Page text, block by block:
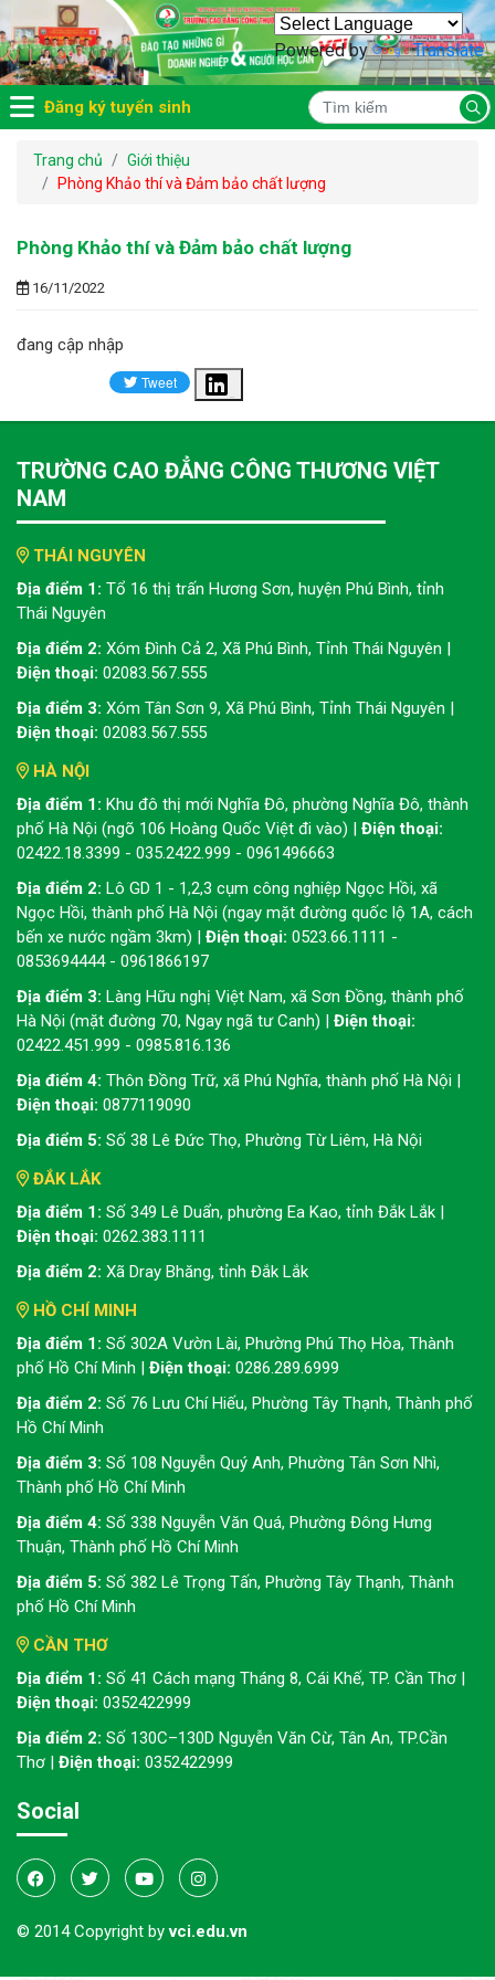
Powered by Translate
Đăng ký tuyển sinh
Trang chủ
Giới thiệu
Phòng Khảo thí và Đảm bảo chất lượng
Phòng Khảo thí và Đảm bảo chất lượng
16/11/2022
đang cập nhập
TRƯỜNG CAO ĐẲNG CÔNG THƯƠNG VIỆT
NAM
THÁI NGUYÊN
Địa điểm 1: Tổ 16 thị trấn Hương Sơn, huyện Phú Bình, tỉnh
Thái Nguyên
Địa điểm 2: Xóm Đình Cả 2, Xã Phú Bình, Tỉnh Thái Nguyên |
Điện thoại: 02083.567.555
Địa điểm 3: Xóm Tân Sơn 9, Xã Phú Bình, Tỉnh Thái Nguyên |
Điện thoại: 02083.567.555
HÀ NỘI
Địa điểm 1: Khu đô thị mới Nghĩa Đô, phường Nghĩa Đô, thành
phố Hà Nội (ngõ 106 Hoàng Quốc Việt đi vào) | Điện thoại:
02422.18.3399 - 035.2422.999 - 0961496663
Địa điểm 2: Lô GD 1 - 1,2,3 cụm công nghiệp Ngọc Hồi, xã
Ngọc Hồi, thành phố Hà Nội (ngay mặt đường quốc lộ 1A, cách
bến xe nước ngầm 3km) | Điện thoại: 0523.66.1111 -
0853694444 - 0961866197
Địa điểm 3: Làng Hữu nghị Việt Nam, xã Sơn Đồng, thành phố
Hà Nội (mặt đường 70, Ngay ngã tư Canh) | Điện thoại:
02422.451.999 - 0985.816.136
Địa điểm 4: Thôn Đồng Trữ, xã Phú Nghĩa, thành phố Hà Nội |
Điện thoại: 0877119090
Địa điểm 5: Số 38 Lê Đức Thọ, Phường Từ Liêm, Hà Nội
ĐẮK LẮK
Địa điểm 1: Số 349 Lê Duẩn, phường Ea Kao, tỉnh Đắk Lắk |
Điện thoại: 0262.383.1111
Địa điểm 2: Xã Dray Bhăng, tỉnh Đắk Lắk
HỒ CHÍ MINH
Địa điểm 1: Số 302A Vườn Lài, Phường Phú Thọ Hòa, Thành
phố Hồ Chí Minh | Điện thoại: 0286.289.6999
Địa điểm 2: Số 76 Lưu Chí Hiếu, Phường Tây Thạnh, Thành phố
Hồ Chí Minh
Địa điểm 3: Số 108 Nguyễn Quý Anh, Phường Tân Sơn Nhì,
Thành phố Hồ Chí Minh
Địa điểm 4: Số 338 Nguyễn Văn Quá, Phường Đông Hưng
Thuận, Thành phố Hồ Chí Minh
Địa điểm 5: Số 382 Lê Trọng Tấn, Phường Tây Thạnh, Thành
phố Hồ Chí Minh
CẦN THƠ
Địa điểm 1: Số 41 Cách mạng Tháng 8, Cái Khế, TP. Cần Thơ |
Điện thoại: 0352422999
Địa điểm 2: Số 130C–130D Nguyễn Văn Cừ, Tân An, TP.Cần
Thơ | Điện thoại: 0352422999
Social
© 2014 Copyright byvci.edu.vn